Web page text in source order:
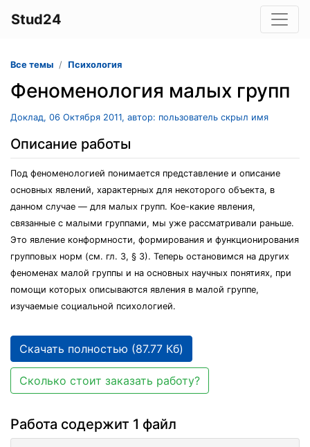
Stud24
Все темы Психология
Феноменология малых групп
Доклад, 06 Октября 2011, автор: пользователь скрыл имя
Описание работы
Под феноменологией понимается представление и описание
основных явлений, характерных для некоторого объекта, в
данном случае — для малых групп. Кое-какие явления,
связанные с малыми группами, мы уже рассматривали раньше.
Это явление конформности, формирования и функционирования
групповых норм (см. гл. 3, § 3). Теперь остановимся на других
феноменах малой группы и на основных научных понятиях, при
помощи которых описываются явления в малой группе,
изучаемые социальной психологией.
Скачать полностью (87.77 Кб)
Сколько стоит заказать работу?
Работа содержит 1 файл